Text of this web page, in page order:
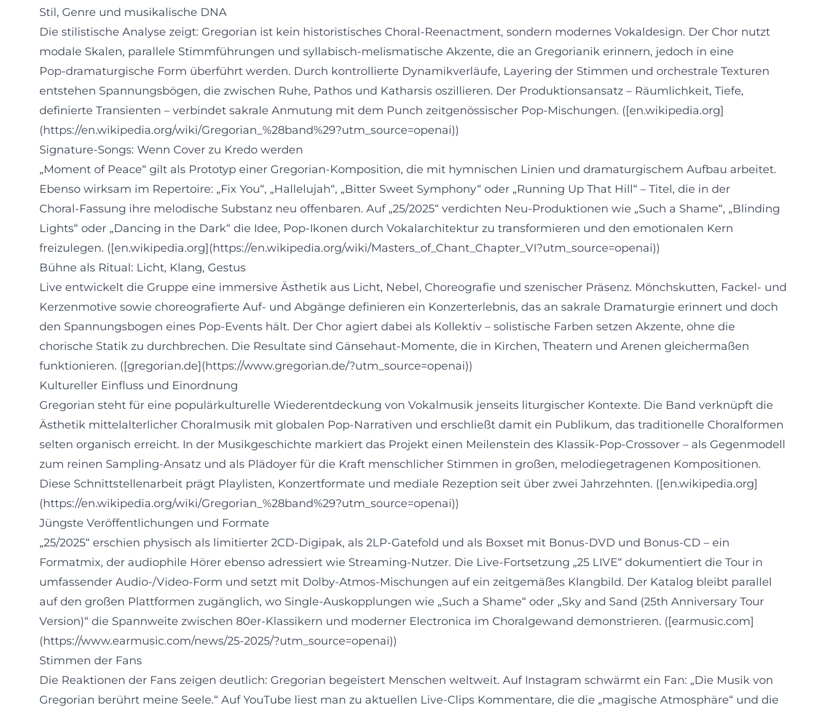
Stil, Genre und musikalische DNA
Die stilistische Analyse zeigt: Gregorian ist kein historistisches Choral‑Reenactment, sondern modernes Vokaldesign. Der Chor nutzt
modale Skalen, parallele Stimmführungen und syllabisch‑melismatische Akzente, die an Gregorianik erinnern, jedoch in eine
Pop‑dramaturgische Form überführt werden. Durch kontrollierte Dynamikverläufe, Layering der Stimmen und orchestrale Texturen
entstehen Spannungsbögen, die zwischen Ruhe, Pathos und Katharsis oszillieren. Der Produktionsansatz – Räumlichkeit, Tiefe,
definierte Transienten – verbindet sakrale Anmutung mit dem Punch zeitgenössischer Pop‑Mischungen. ([en.wikipedia.org]
(https://en.wikipedia.org/wiki/Gregorian_%28band%29?utm_source=openai))
Signature‑Songs: Wenn Cover zu Kredo werden
„Moment of Peace“ gilt als Prototyp einer Gregorian‑Komposition, die mit hymnischen Linien und dramaturgischem Aufbau arbeitet.
Ebenso wirksam im Repertoire: „Fix You“, „Hallelujah“, „Bitter Sweet Symphony“ oder „Running Up That Hill“ – Titel, die in der
Choral‑Fassung ihre melodische Substanz neu offenbaren. Auf „25/2025“ verdichten Neu‑Produktionen wie „Such a Shame“, „Blinding
Lights“ oder „Dancing in the Dark“ die Idee, Pop‑Ikonen durch Vokalarchitektur zu transformieren und den emotionalen Kern
freizulegen. ([en.wikipedia.org](https://en.wikipedia.org/wiki/Masters_of_Chant_Chapter_VI?utm_source=openai))
Bühne als Ritual: Licht, Klang, Gestus
Live entwickelt die Gruppe eine immersive Ästhetik aus Licht, Nebel, Choreografie und szenischer Präsenz. Mönchskutten, Fackel‑ und
Kerzenmotive sowie choreografierte Auf‑ und Abgänge definieren ein Konzerterlebnis, das an sakrale Dramaturgie erinnert und doch
den Spannungsbogen eines Pop‑Events hält. Der Chor agiert dabei als Kollektiv – solistische Farben setzen Akzente, ohne die
chorische Statik zu durchbrechen. Die Resultate sind Gänsehaut‑Momente, die in Kirchen, Theatern und Arenen gleichermaßen
funktionieren. ([gregorian.de](https://www.gregorian.de/?utm_source=openai))
Kultureller Einfluss und Einordnung
Gregorian steht für eine populärkulturelle Wiederentdeckung von Vokalmusik jenseits liturgischer Kontexte. Die Band verknüpft die
Ästhetik mittelalterlicher Choralmusik mit globalen Pop‑Narrativen und erschließt damit ein Publikum, das traditionelle Choralformen
selten organisch erreicht. In der Musikgeschichte markiert das Projekt einen Meilenstein des Klassik‑Pop‑Crossover – als Gegenmodell
zum reinen Sampling‑Ansatz und als Plädoyer für die Kraft menschlicher Stimmen in großen, melodiegetragenen Kompositionen.
Diese Schnittstellenarbeit prägt Playlisten, Konzertformate und mediale Rezeption seit über zwei Jahrzehnten. ([en.wikipedia.org]
(https://en.wikipedia.org/wiki/Gregorian_%28band%29?utm_source=openai))
Jüngste Veröffentlichungen und Formate
„25/2025“ erschien physisch als limitierter 2CD‑Digipak, als 2LP‑Gatefold und als Boxset mit Bonus‑DVD und Bonus‑CD – ein
Formatmix, der audiophile Hörer ebenso adressiert wie Streaming‑Nutzer. Die Live‑Fortsetzung „25 LIVE“ dokumentiert die Tour in
umfassender Audio‑/Video‑Form und setzt mit Dolby‑Atmos‑Mischungen auf ein zeitgemäßes Klangbild. Der Katalog bleibt parallel
auf den großen Plattformen zugänglich, wo Single‑Auskopplungen wie „Such a Shame“ oder „Sky and Sand (25th Anniversary Tour
Version)“ die Spannweite zwischen 80er‑Klassikern und moderner Electronica im Choralgewand demonstrieren. ([earmusic.com]
(https://www.earmusic.com/news/25-2025/?utm_source=openai))
Stimmen der Fans
Die Reaktionen der Fans zeigen deutlich: Gregorian begeistert Menschen weltweit. Auf Instagram schwärmt ein Fan: „Die Musik von
Gregorian berührt meine Seele.“ Auf YouTube liest man zu aktuellen Live‑Clips Kommentare, die die „magische Atmosphäre“ und die